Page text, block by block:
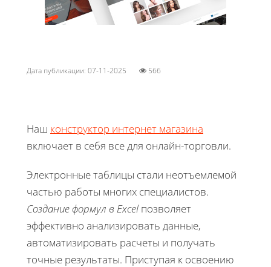
Дата публикации: 07-11-2025 566
Наш конструктор интернет магазина
включает в себя все для онлайн-торговли.
Электронные таблицы стали неотъемлемой
частью работы многих специалистов.
Создание формул в Excel позволяет
эффективно анализировать данные,
автоматизировать расчеты и получать
точные результаты. Приступая к освоению